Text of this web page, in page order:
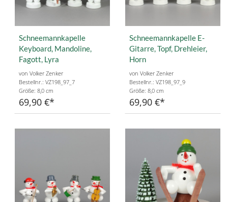
Schneemannkapelle
Keyboard, Mandoline,
Fagott, Lyra
von Volker Zenker
Bestellnr.: VZ198_97_7
Größe: 8,0 cm
69,90 €
Schneemannkapelle E-
Gitarre, Topf, Drehleier,
Horn
von Volker Zenker
Bestellnr.: VZ198_97_9
Größe: 8,0 cm
69,90 €